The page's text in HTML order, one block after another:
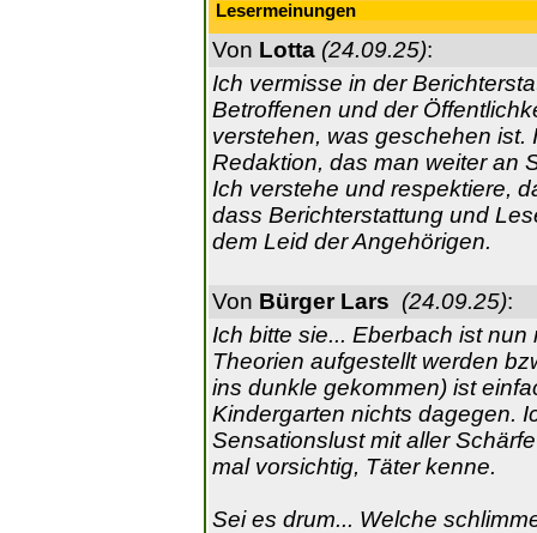
Lesermeinungen
Von Lotta (24.09.25):
Ich vermisse in der
Betroffenen und der
verstehen, was geschehen
Redaktion, das man weiter an
Ich verstehe und respektiere,
dass Berichterstattung und
dem Leid der Angehörigen.
Von Bürger Lars (24.09.25):
Ich bitte sie... Eberbach ist
Theorien aufgestellt werden
ins dunkle gekommen) ist
Kindergarten nichts dagegen.
Sensationslust mit aller
mal vorsichtig, Täter kenne.
Sei es drum... Welche